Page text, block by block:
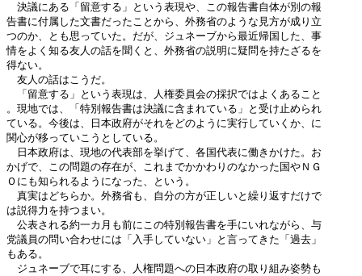
決議にある「留意する」という表現や、この報告書自体が別の報
告書に付属した文書だったことから、外務省のような見方が成り立
つのか、とも思っていた。だが、ジュネーブから最近帰国した、事
情をよく知る友人の話を聞くと、外務省の説明に疑問を持たざるを
得ない。
友人の話はこうだ。
「留意する」という表現は、人権委員会の採択ではよくあること
。現地では、「特別報告書は決議に含まれている」と受け止められ
ている。今後は、日本政府がそれをどのように実行していくか、に
関心が移っていこうとしている。
日本政府は、現地の代表部を挙げて、各国代表に働きかけた。お
かげで、この問題の存在が、これまでかかわりのなかった国やＮＧ
Ｏにも知られるようになった、という。
真実はどちらか。外務省も、自分の方が正しいと繰り返すだけで
は説得力を持つまい。
公表される約一カ月も前にこの特別報告書を手にいれながら、与
党議員の問い合わせには「入手していない」と言ってきた「過去」
もある。
ジュネーブで耳にする、人権問題への日本政府の取り組み姿勢も